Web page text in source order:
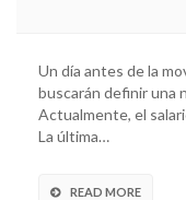
Un día antes de la
buscarán definir una
Actualmente, el
La última…
READ MORE